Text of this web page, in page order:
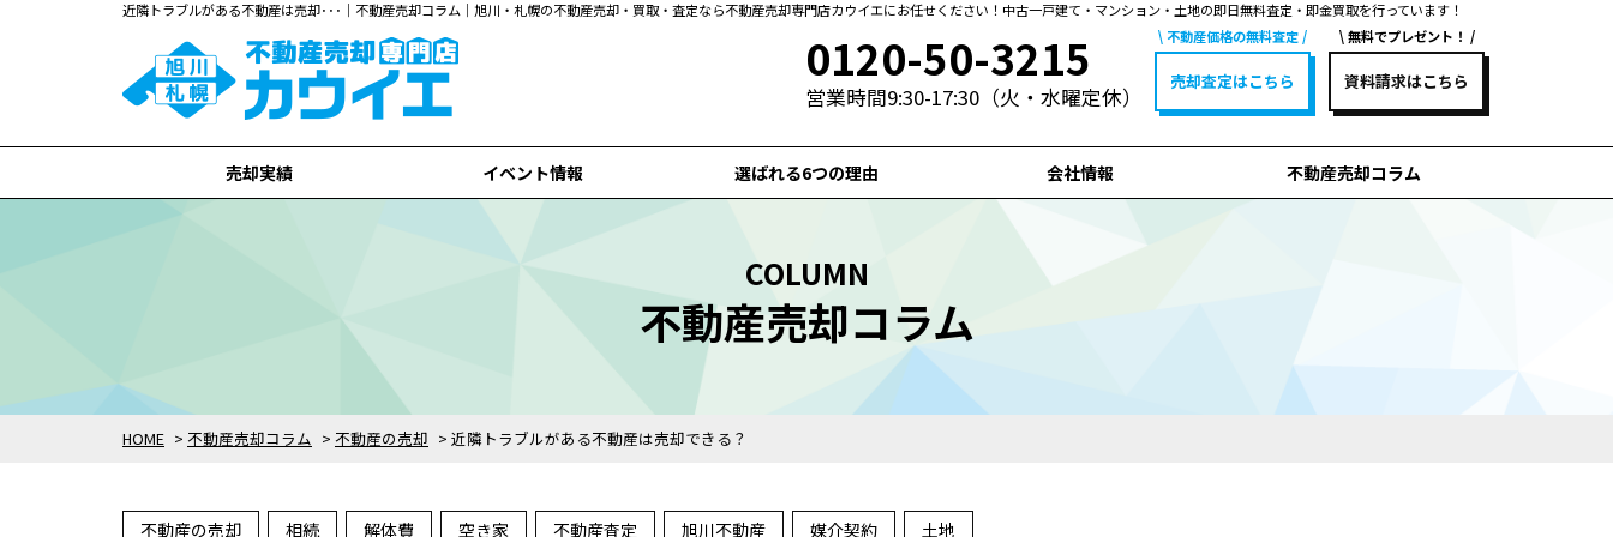
近隣トラブルがある不動産は売却･･･｜不動産売却コラム｜旭川・札幌の不動産売却・買取・査定なら不動産売却専門店カウイエにお任せください！中古一戸建て・マンション・土地の即日無料査定・即金買取を行っています！
0120-50-3215
営業時間9:30-17:30（火・水曜定休）
不動産価格の無料査定
売却査定はこちら
無料でプレゼント！
資料請求はこちら
売却実績
全て
旭川市
札幌市
イベント情報 選ばれる6つの理由 会社情報 不動産売却コラム
HOME > 不動産売却コラム > 不動産の売却 > 近隣トラブルがある不動産は売却できる？
COLUMN
不動産売却コラム
不動産の売却 相続 解体費 空き家 不動産査定 旭川不動産 媒介契約 土地